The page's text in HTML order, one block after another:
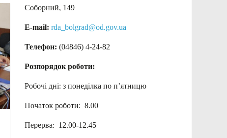
Соборний, 149
E-mail: rda_bolgrad@od.gov.ua
Телефон: (04846) 4-24-82
Розпорядок роботи:
Робочі дні: з понеділка по п’ятницю
Початок роботи: 8.00
Перерва: 12.00-12.45